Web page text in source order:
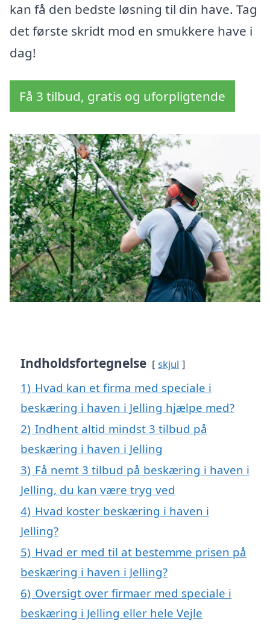
kan få den bedste løsning til din have. Tag
det første skridt mod en smukkere have i
dag!
Få 3 tilbud, gratis og uforpligtende
Indholdsfortegnelse skjul
1) Hvad kan et firma med speciale i
beskæring i haven i Jelling hjælpe med?
2) Indhent altid mindst 3 tilbud på
beskæring i haven i Jelling
3) Få nemt 3 tilbud på beskæring i haven i
Jelling, du kan være tryg ved
4) Hvad koster beskæring i haven i
Jelling?
5) Hvad er med til at bestemme prisen på
beskæring i haven i Jelling?
6) Oversigt over firmaer med speciale i
beskæring i Jelling eller hele Vejle